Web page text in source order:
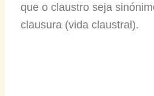
que o claustro seja
clausura (vida claustral).